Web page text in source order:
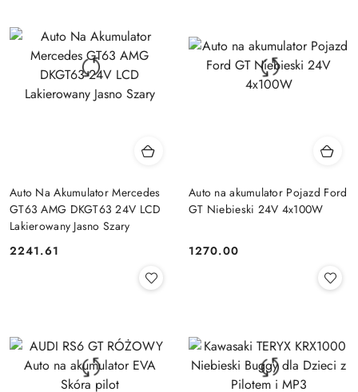
Auto Na Akumulator Mercedes
GT63 AMG DKGT63 24V LCD
Lakierowany Jasno Szary
Cena:
2241.61
Auto na akumulator Pojazd Ford
GT Niebieski 24V 4x100W
Cena:
1270.00